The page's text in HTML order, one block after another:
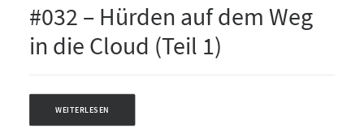
#032 – Hürden auf dem Weg
in die Cloud (Teil 1)
WEITERLESEN